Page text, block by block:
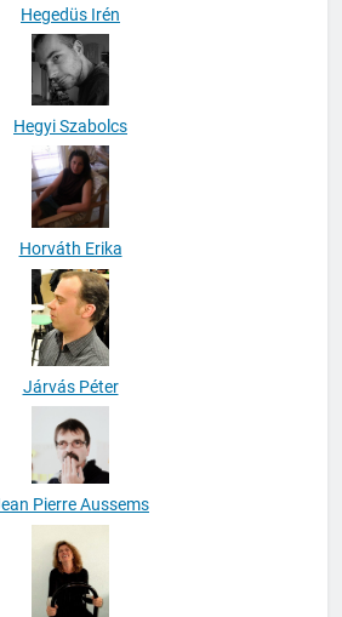
Hegedüs Irén
Hegyi Szabolcs
Horváth Erika
Járvás Péter
Jean Pierre Aussems